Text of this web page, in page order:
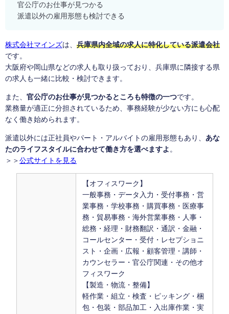
官公庁のお仕事が見つかる
派遣以外の雇用形態も検討できる
株式会社マインズは、 兵庫県内全域の求人に特化している派遣会社
です。
大阪府や岡山県などの求人も取り扱っており、兵庫県に隣接する県
の求人も一緒に比較・検討できます。
また、 官公庁のお仕事が見つかるところも特徴の一つです。
業務量が適正に分担されているため、事務経験が少ない方にも心配
なく働き始められます。
派遣以外には正社員やパート・アルバイトの雇用形態もあり、 あな
たのライフスタイルに合わせて働き方を選べますよ
＞＞ 公式サイトを見る
【オフィスワーク】
一般事務・データ入力・受付事務・営
業事務・学校事務・購買事務・医療事
務・貿易事務・海外営業事務・人事・
総務・経理・財務翻訳・通訳・金融・
コールセンター・受付・レセプショニ
スト・企画・広報・顧客管理・講師・
カウンセラー・官公庁関連・その他オ
フィスワーク
【製造・物流・整備】
軽作業・組立・検査・ピッキング・梱
包・包装・部品加工・入出庫作業・実